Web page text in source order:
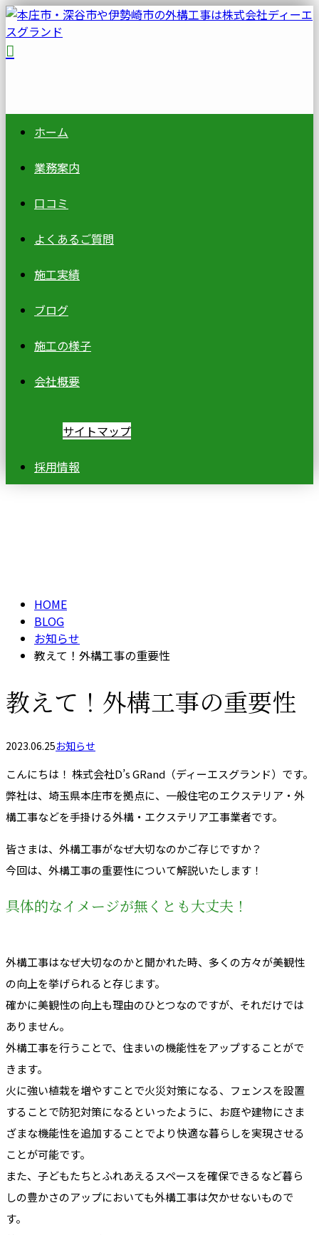
ホーム
業務案内
口コミ
よくあるご質問
施工実績
ブログ
施工の様子
会社概要
サイトマップ
採用情報
HOME
BLOG
お知らせ
教えて！外構工事の重要性
教えて！外構工事の重要性
2023.06.25お知らせ
こんにちは！ 株式会社D’s GRand（ディーエスグランド）です。
弊社は、埼玉県本庄市を拠点に、一般住宅のエクステリア・外
構工事などを手掛ける外構・エクステリア工事業者です。
皆さまは、外構工事がなぜ大切なのかご存じですか？
今回は、外構工事の重要性について解説いたします！
具体的なイメージが無くとも大丈夫！
外構工事はなぜ大切なのかと聞かれた時、多くの方々が美観性
の向上を挙げられると存じます。
確かに美観性の向上も理由のひとつなのですが、それだけでは
ありません。
外構工事を行うことで、住まいの機能性をアップすることがで
きます。
火に強い植栽を増やすことで火災対策になる、フェンスを設置
することで防犯対策になるといったように、お庭や建物にさま
ざまな機能性を追加することでより快適な暮らしを実現させる
ことが可能です。
また、子どもたちとふれあえるスペースを確保できるなど暮ら
しの豊かさのアップにおいても外構工事は欠かせないもので
す。